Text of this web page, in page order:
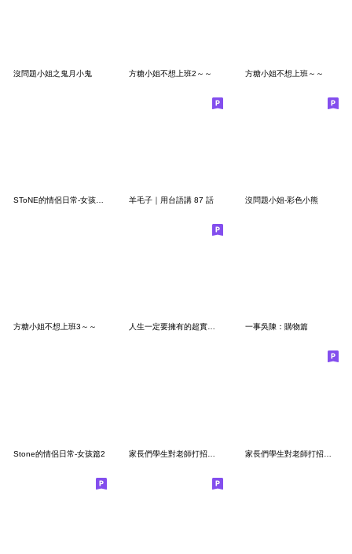
沒問題小姐之鬼月小鬼 方糖小姐不想上班2～～ 方糖小姐不想上班～～
羊毛子｜用台語講 87 話 沒問題小姐-彩色小熊
方糖小姐不想上班3～～ 人生一定要擁有的超實用貼圖 一事吳陳：購物篇
Stone的情侶日常-女孩篇2 家長們學生對老師打招呼日常!4 節省空間